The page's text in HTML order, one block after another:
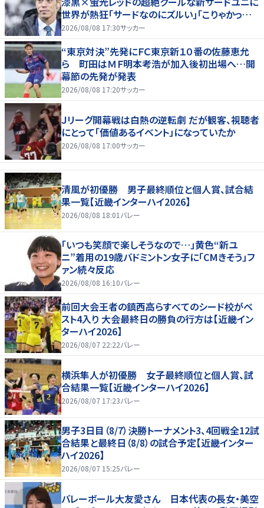
世界が熱狂｢サードなのにズルい｣｢こりゃかっけ
えわ｣
2026/08/08 17:30サッカー
“東京対決”先発にＦＣ東京新１０番の佐藤恵允
ら 町田はＭＦ明本考浩が加入後初出場へ…開
幕節の先発が発表
2026/08/08 17:20サッカー
Ｊリーグ開幕戦は白熱の逆転劇 だが観客、視聴者
にとって「価値あるイベント」になっていたか
2026/08/08 17:00サッカー
清風が初優勝 男子最終順位と個人賞、試合結
果一覧【近畿インターハイ2026】
2026/08/08 18:01 バレー
「いつも笑顔で楽しそうなので…」黄色“新ユ
ニ”着用の19歳バドミントン女子に「CMきそう」フ
ァン続々反応
2026/08/08 16:10バレー
前回大会王者の鎮西高らすべてのシード校がベ
スト4入り 大会最終日の勝負の行方は【近畿イン
ターハイ2026】
2026/08/07 22:22バレー
横浜隼人が初優勝 女子最終順位と個人賞、試
合結果一覧【近畿インターハイ2026】
2026/08/07 17:23バレー
男子3日目（8/7）決勝トーナメント3、4回戦全12試
合結果と最終日（8/8）の試合予定【近畿インター
ハイ2026】
2026/08/07 15:25バレー
バレーボール大友愛さん 日本代表の長女・美空